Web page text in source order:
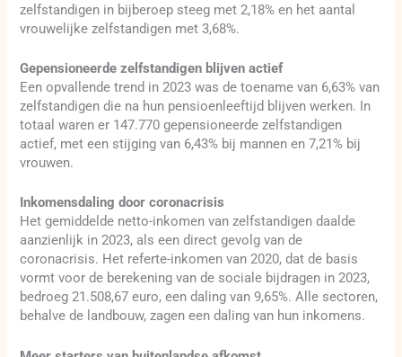
zelfstandigen in bijberoep steeg met 2,18% en het aantal
vrouwelijke zelfstandigen met 3,68%.
Gepensioneerde zelfstandigen blijven actief
Een opvallende trend in 2023 was de toename van 6,63% van
zelfstandigen die na hun pensioenleeftijd blijven werken. In
totaal waren er 147.770 gepensioneerde zelfstandigen
actief, met een stijging van 6,43% bij mannen en 7,21% bij
vrouwen.
Inkomensdaling door coronacrisis
Het gemiddelde netto-inkomen van zelfstandigen daalde
aanzienlijk in 2023, als een direct gevolg van de
coronacrisis. Het referte-inkomen van 2020, dat de basis
vormt voor de berekening van de sociale bijdragen in 2023,
bedroeg 21.508,67 euro, een daling van 9,65%. Alle sectoren,
behalve de landbouw, zagen een daling van hun inkomens.